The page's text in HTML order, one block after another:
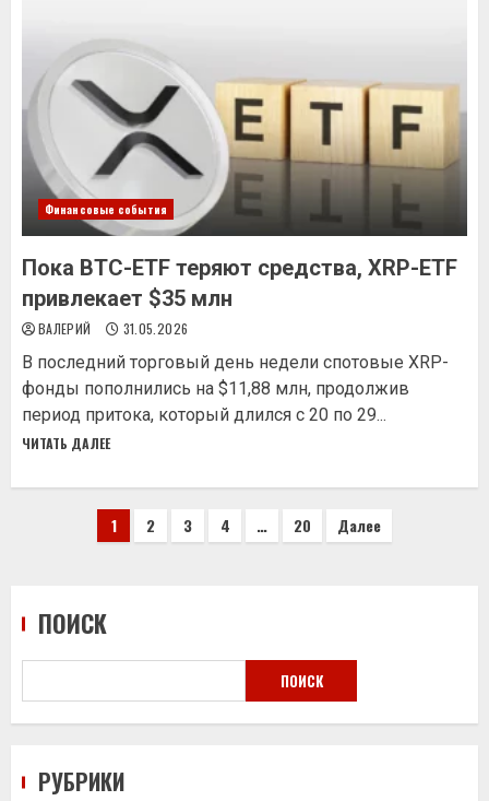
Финансовые события
Пока BTC-ETF теряют средства, XRP-ETF
привлекает $35 млн
ВАЛЕРИЙ 31.05.2026
В последний торговый день недели спотовые XRP-
фонды пополнились на $11,88 млн, продолжив
период притока, который длился с 20 по 29...
ЧИТАТЬ ДАЛЕЕ
Пагинация
1 2 3 4 … 20 Далее
ПОИСК
ПОИСК
РУБРИКИ